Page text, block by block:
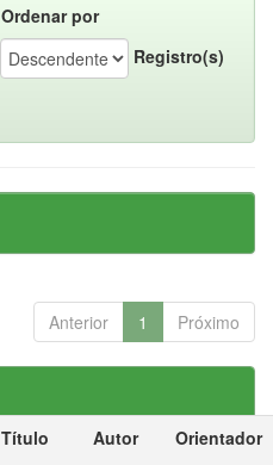
Ordenar por
Registro(s)
Anterior 1 Próximo
Título Autor Orientador